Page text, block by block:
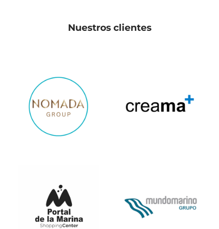
Nuestros clientes